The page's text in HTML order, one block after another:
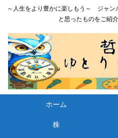
～人生をより豊かに楽しもう～ ジャン
と思ったものをご紹
ホーム
株